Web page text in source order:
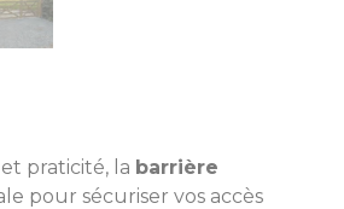
praticité, la barrière
pour sécuriser vos accès